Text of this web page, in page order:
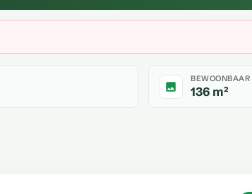
BEWOONBAAR
136 m²